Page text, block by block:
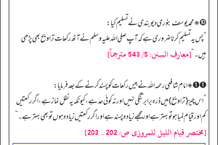
➓ ◈ محمد یوسف بنوری دیوبندی نے تسلیم کیا:
”پس یہ تسلیم کرنا ضروری ہے کہ آپ صلی اللہ علیہ وسلم نے آٹھ رکعات تراویح بھی پڑھی
ہیں۔“[معارف السنن: 5/ 543 مترجماً]
➊➊ ◈ امام شافعی رحمہ اللہ نے بیس رکعات کو پسند کرنے کے بعد فرمایا:
”اس چیز (تراویح) میں ذرہ برابر تنگی نہیں اور نہ کوئی حد ہے، کیونکہ یہ نفل نماز ہے، اگر رکعتیں
کم اور قیام لمبا ہو تو بہتر ہے اور مجھے زیادہ پسند ہے اور اگر رکعتیں زیادہ ہوں تو بھی بہتر ہے۔“
[مختصر قیام اللیل للمروزی ص: 202۔ 203]